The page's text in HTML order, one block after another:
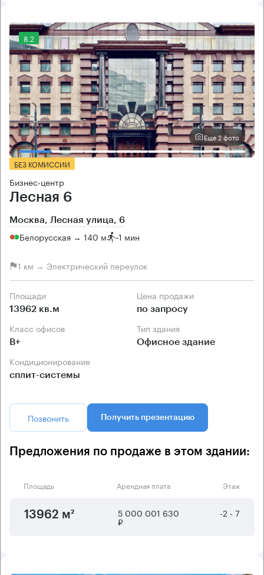
8.2
Еще 2 фото
БЕЗ КОМИССИИ
Бизнес-центр
Лесная 6
Москва, Лесная улица, 6
Белорусская → 140 м ~1 мин
1 км → Электрический переулок
Площади
13962 кв.м
Цена продажи
по запросу
Класс офисов
B+
Тип здания
Офисное здание
Кондиционирование
сплит-системы
Позвонить Получить презентацию
Предложения по продаже в этом здании:
Площадь Арендная плата Этаж
13962 м² 5 000 001 630
₽
-2 - 7